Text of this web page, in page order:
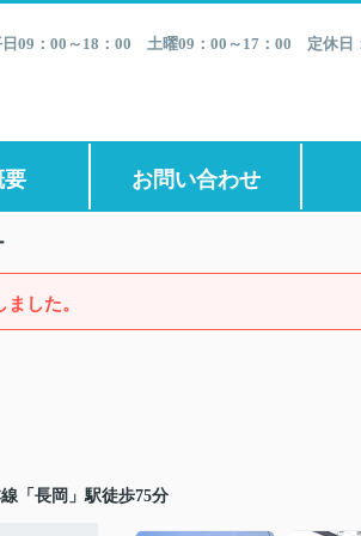
日09：00～18：00 土曜09：00～17：00 定休
要 お問い合わせ
した。
「長岡」駅徒歩75分